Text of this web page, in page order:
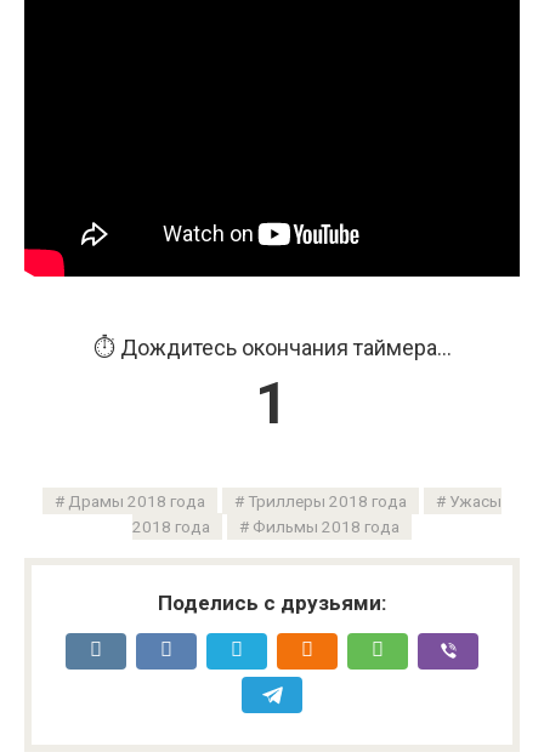
⏱️ Дождитесь окончания таймера...
1
Драмы 2018 года Триллеры 2018 года
Ужасы
2018 года
Фильмы 2018 года
Поделись с друзьями: